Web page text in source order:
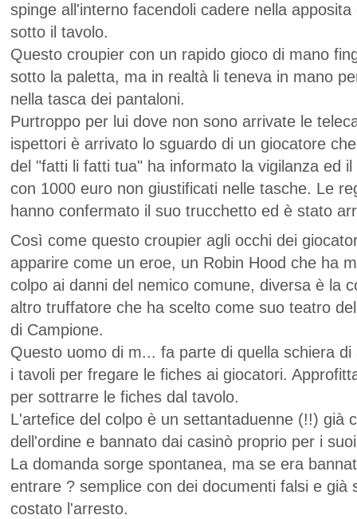
spinge all'interno facendoli cadere nella
sotto il tavolo.
Questo croupier con un rapido gioco di mano
sotto la paletta, ma in realtà li teneva in mano
nella tasca dei pantaloni.
Purtroppo per lui dove non sono arrivate le
ispettori è arrivato lo sguardo di un giocatore
del "fatti li fatti tua" ha informato la vigilanza ed
con 1000 euro non giustificati nelle tasche. Le
hanno confermato il suo trucchetto ed è stato
Così come questo croupier agli occhi dei
apparire come un eroe, un Robin Hood che ha
colpo ai danni del nemico comune, diversa è la
altro truffatore che ha scelto come suo teatro
di Campione.
Questo uomo di m... fa parte di quella schiera
i tavoli per fregare le fiches ai giocatori.
per sottrarre le fiches dal tavolo.
L'artefice del colpo è un settantaduenne (!!) già
dell'ordine e bannato dai casinò proprio per i
La domanda sorge spontanea, ma se era
entrare ? semplice con dei documenti falsi e già
costato l'arresto.